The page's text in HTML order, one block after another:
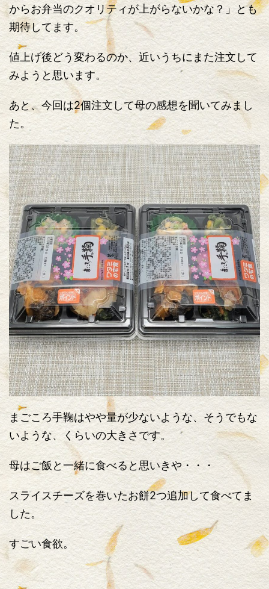
からお弁当のクオリティが上がらないかな？」とも
期待してます。
値上げ後どう変わるのか、近いうちにまた注文して
みようと思います。
あと、今回は2個注文して母の感想を聞いてみまし
た。
まごころ手鞠はやや量が少ないような、そうでもな
いような、くらいの大きさです。
母はご飯と一緒に食べると思いきや・・・
スライスチーズを巻いたお餅2つ追加して食べてま
した。
すごい食欲。